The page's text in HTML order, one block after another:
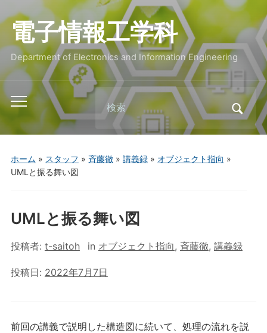
電子情報工学科
Department of Electronics and Information Engineering
Toggle
mobile
menu
Search
for:
ホーム » スタッフ » 斉藤徹» 講義録» オブジェクト指向 »
UMLと振る舞い図
UMLと振る舞い図
投稿者: t-saitoh in オブジェクト指向, 斉藤徹, 講義録
投稿日: 2022年7月7日
前回の講義で説明した構造図に続いて、処理の流れを説